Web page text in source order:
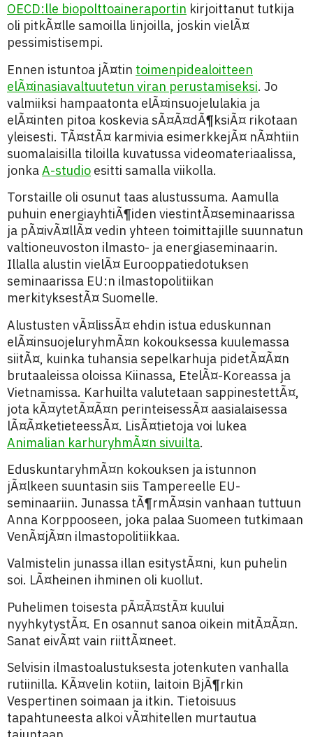
OECD:lle biopolttoaineraportin kirjoittanut tutkija
oli pitkÃ¤lle samoilla linjoilla, joskin vielÃ¤
pessimistisempi.
Ennen istuntoa jÃ¤tin toimenpidealoitteen
elÃ¤inasiavaltuutetun viran perustamiseksi. Jo
valmiiksi hampaatonta elÃ¤insuojelulakia ja
elÃ¤inten pitoa koskevia sÃ¤Ã¤dÃ¶ksiÃ¤ rikotaan
yleisesti. TÃ¤stÃ¤ karmivia esimerkkejÃ¤ nÃ¤htiin
suomalaisilla tiloilla kuvatussa videomateriaalissa,
jonkaA-studio esitti samalla viikolla.
Torstaille oli osunut taas alustussuma. Aamulla
puhuin energiayhtiÃ¶iden viestintÃ¤seminaarissa
ja pÃ¤ivÃ¤llÃ¤ vedin yhteen toimittajille suunnatun
valtioneuvoston ilmasto- ja energiaseminaarin.
Illalla alustin vielÃ¤ Eurooppatiedotuksen
seminaarissa EU:n ilmastopolitiikan
merkityksestÃ¤ Suomelle.
Alustusten vÃ¤lissÃ¤ ehdin istua eduskunnan
elÃ¤insuojeluryhmÃ¤n kokouksessa kuulemassa
siitÃ¤, kuinka tuhansia sepelkarhuja pidetÃ¤Ã¤n
brutaaleissa oloissa Kiinassa, EtelÃ¤-Koreassa ja
Vietnamissa. Karhuilta valutetaan sappinestettÃ¤,
jota kÃ¤ytetÃ¤Ã¤n perinteisessÃ¤ aasialaisessa
lÃ¤Ã¤ketieteessÃ¤. LisÃ¤tietoja voi lukea
Animalian karhuryhmÃ¤n sivuilta.
EduskuntaryhmÃ¤n kokouksen ja istunnon
jÃ¤lkeen suuntasin siis Tampereelle EU-
seminaariin. Junassa tÃ¶rmÃ¤sin vanhaan tuttuun
Anna Korppooseen, joka palaa Suomeen tutkimaan
VenÃ¤jÃ¤n ilmastopolitiikkaa.
Valmistelin junassa illan esitystÃ¤ni, kun puhelin
soi. LÃ¤heinen ihminen oli kuollut.
Puhelimen toisesta pÃ¤Ã¤stÃ¤ kuului
nyyhkytystÃ¤. En osannut sanoa oikein mitÃ¤Ã¤n.
Sanat eivÃ¤t vain riittÃ¤neet.
Selvisin ilmastoalustuksesta jotenkuten vanhalla
rutiinilla. KÃ¤velin kotiin, laitoin BjÃ¶rkin
Vespertinen soimaan ja itkin. Tietoisuus
tapahtuneesta alkoi vÃ¤hitellen murtautua